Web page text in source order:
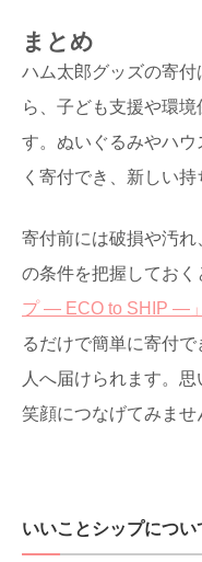
まとめ
ハム太郎グッズの寄
ら、子ども支援や環
す。ぬいぐるみやハ
く寄付でき、新しい
寄付前には破損や汚
の条件を把握しておく
プ ― ECO to SHIP ―」
るだけで簡単に寄付
人へ届けられます。
笑顔につなげてみませ
いいことシップについ